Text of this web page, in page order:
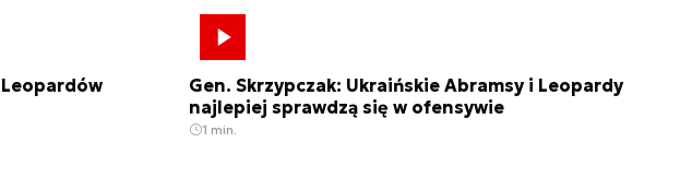
Gen. Skrzypczak: Ukraińskie Abramsy i Leopardy
najlepiej sprawdzą się w ofensywie
1 min.